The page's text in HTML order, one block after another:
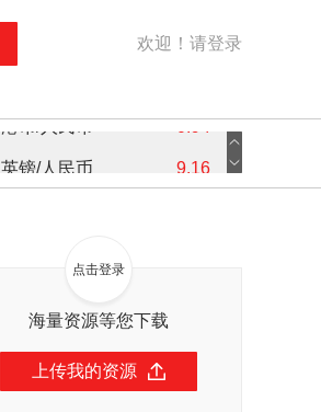
欢迎！请登录
欧元/人民币 7.59
港币/人民币点击登录
海量资源等您下载
上传我的资源